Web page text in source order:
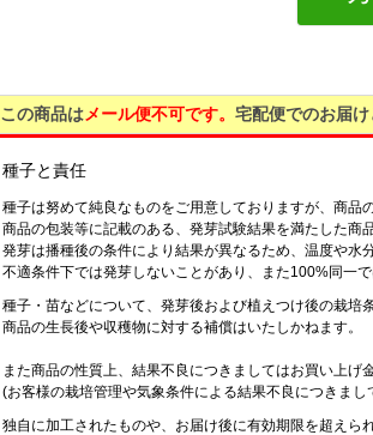
この商品はメール便不可です。 宅配便でのお届け
種子と責任
種子は努めて純良なものをご用意しておりますが、商品
商品の包装等に記載のある、発芽試験結果を満たした商
発芽は播種後の条件により結果が異なるため、温度や水
不適条件下では発芽しないことがあり、また100%同一
種子・苗などについて、発芽後および植えつけ後の栽培
商品の生長後や収穫物に対する補償はいたしかねます。
また商品の性質上、結果不良につきましてはお買い上げ
(お客様の栽培管理や気象条件による結果不良につきま
独自に加工されたものや、お届け後に有効期限を超えら